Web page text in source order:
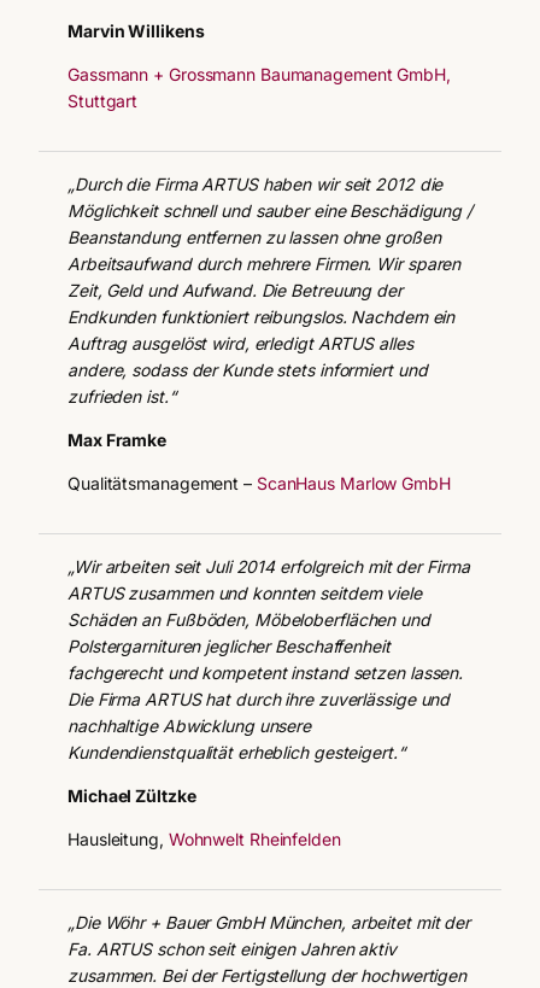
Marvin Willikens
Gassmann + Grossmann Baumanagement GmbH,
Stuttgart
„Durch die Firma ARTUS haben wir seit 2012 die
Möglichkeit schnell und sauber eine Beschädigung /
Beanstandung entfernen zu lassen ohne großen
Arbeitsaufwand durch mehrere Firmen. Wir sparen
Zeit, Geld und Aufwand. Die Betreuung der
Endkunden funktioniert reibungslos. Nachdem ein
Auftrag ausgelöst wird, erledigt ARTUS alles
andere, sodass der Kunde stets informiert und
zufrieden ist.“
Max Framke
Qualitätsmanagement – ScanHaus Marlow GmbH
„Wir arbeiten seit Juli 2014 erfolgreich mit der Firma
ARTUS zusammen und konnten seitdem viele
Schäden an Fußböden, Möbeloberflächen und
Polstergarnituren jeglicher Beschaffenheit
fachgerecht und kompetent instand setzen lassen.
Die Firma ARTUS hat durch ihre zuverlässige und
nachhaltige Abwicklung unsere
Kundendienstqualität erheblich gesteigert.“
Michael Zültzke
Hausleitung, Wohnwelt Rheinfelden
„Die Wöhr + Bauer GmbH München, arbeitet mit der
Fa. ARTUS schon seit einigen Jahren aktiv
zusammen. Bei der Fertigstellung der hochwertigen